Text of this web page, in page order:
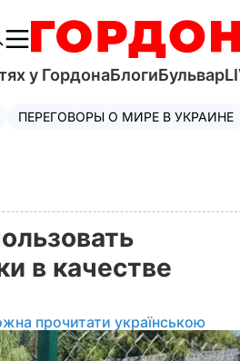
у ГордонаБлогиБульвар
ПЕРЕГОВОРЫ О МИРЕ В УКРАИНЕ
в качестве
прочитати українською